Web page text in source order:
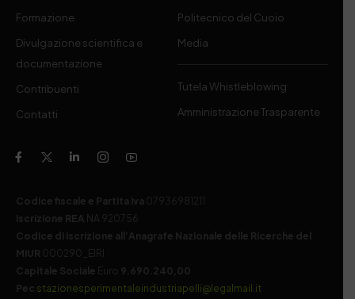
Formazione
Divulgazione scientifica e
documentazione
Contribuenti
Contatti
Politecnico del Cuoio
Media
Tutela Whistleblowing
Amministrazione Trasparente
Codice fiscale e Partita Iva 07936981211
Iscrizione REA NA 920756
Codice di iscrizione all’Anagrafe Nazionale delle Ricerche del
MIUR 000290_EIRI
Capitale Sociale Euro 9.690.240,00
Pec stazionesperimentaleindustriapelli@legalmail.it